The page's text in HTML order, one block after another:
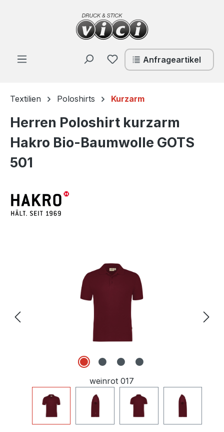
Zum Hauptinhalt springen
Du hast 0 Produkte auf
Anfrageartikel
Textilien Poloshirts Kurzarm
Herren Poloshirt kurzarm
Hakro Bio-Baumwolle GOTS
501
weinrot 017